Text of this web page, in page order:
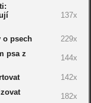
137x
o psech 229x
psa z
144x
142x
182x